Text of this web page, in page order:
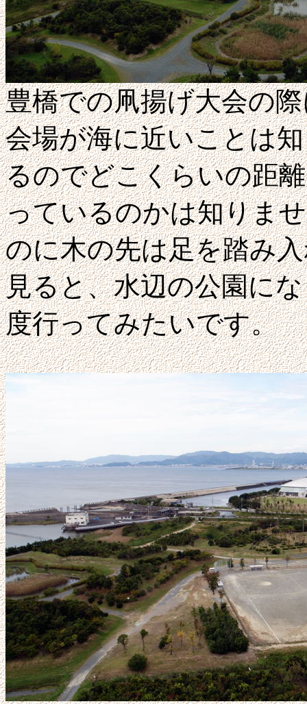
豊橋での凧揚げ大会の
会場が海に近いことは
るのでどこくらいの距
っているのかは知りま
のに木の先は足を踏み
見ると、水辺の公園に
度行ってみたいです。